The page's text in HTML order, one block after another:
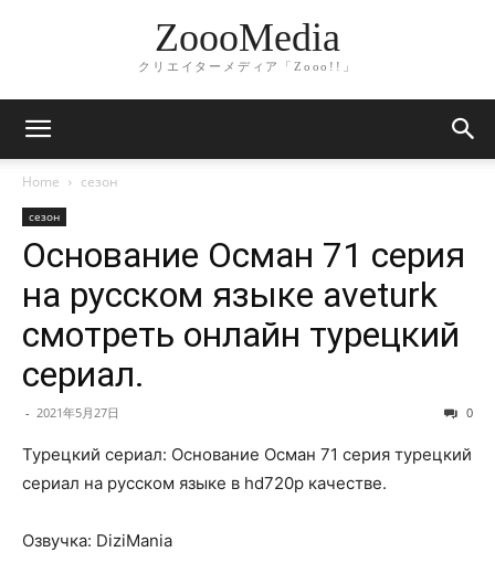
ZoooMedia
クリエイターメディア「Zooo!!」
Home сезон
сезон
Основание Осман 71 серия
на русском языке aveturk
смотреть онлайн турецкий
сериал.
- 2021年5月27日 0
Турецкий сериал: Основание Осман 71 серия турецкий
сериал на русском языке в hd720p качестве.
Озвучка: DiziMania